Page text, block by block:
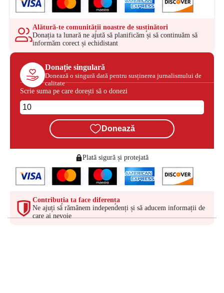
Alătură-te comunității noastre de susținători
Donația ta lunară ne ajută să planificăm și să continuăm să
informăm corect și echidistant
Donație singulară
Donează o singură dată pentru susținerea jurnalismului de
calitate
Scrie suma pe care dorești să o donezi
Donează
Plată sigură și protejată
Contribuția ta face diferența
Ne ajuți să rămânem independenți și să aducem informații de
care ai nevoie